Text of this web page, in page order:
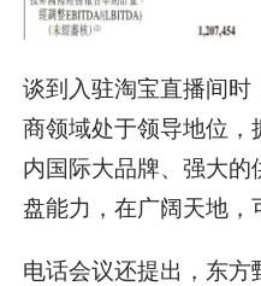
谈到入驻淘宝直播间
商领域处于领导地位，
内国际大品牌、强大
盘能力，在广阔天地，
电话会议还提出，东